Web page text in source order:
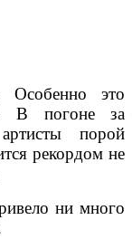
Особенно это
В погоне за
порой
рекордом не
ни много